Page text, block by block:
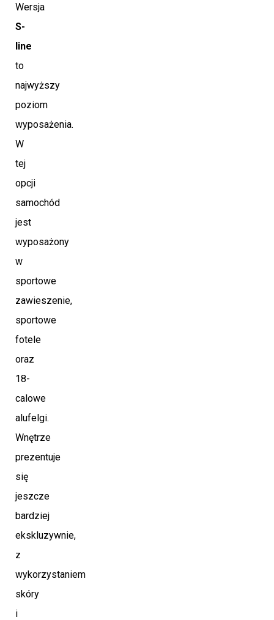
Wersja
S-
line
to
najwyższy
poziom
wyposażenia.
W
tej
opcji
samochód
jest
wyposażony
w
sportowe
zawieszenie,
sportowe
fotele
oraz
18-
calowe
alufelgi.
Wnętrze
prezentuje
się
jeszcze
bardziej
ekskluzywnie,
z
wykorzystaniem
skóry
i